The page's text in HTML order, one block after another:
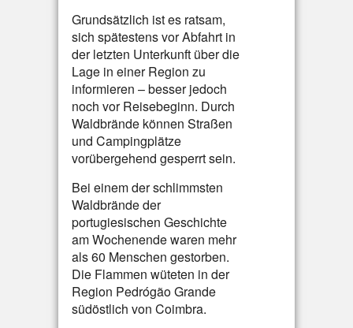
Grundsätzlich ist es ratsam,
sich spätestens vor Abfahrt in
der letzten Unterkunft über die
Lage in einer Region zu
informieren – besser jedoch
noch vor Reisebeginn. Durch
Waldbrände können Straßen
und Campingplätze
vorübergehend gesperrt sein.
Bei einem der schlimmsten
Waldbrände der
portugiesischen Geschichte
am Wochenende waren mehr
als 60 Menschen gestorben.
Die Flammen wüteten in der
Region Pedrógão Grande
südöstlich von Coimbra.